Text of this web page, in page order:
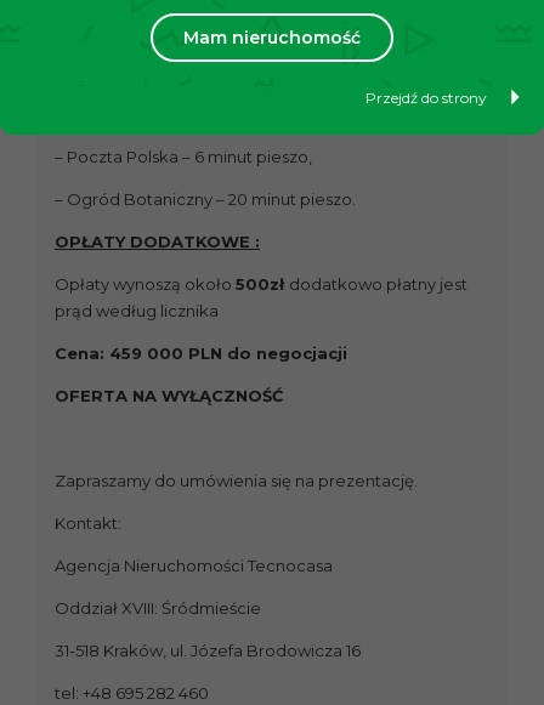
Mam nieruchomość
Przejdź do strony
– Unity Tower – 12 minut pieszo,
– Poczta Polska – 6 minut pieszo,
– Ogród Botaniczny – 20 minut pieszo.
OPŁATY DODATKOWE :
Opłaty wynoszą około 500zł dodatkowo płatny jest
prąd według licznika
Cena: 459 000 PLN do negocjacji
OFERTA NA WYŁĄCZNOŚĆ
Zapraszamy do umówienia się na prezentację.
Kontakt:
Agencja Nieruchomości Tecnocasa
Oddział XVIII: Śródmieście
31-518 Kraków, ul. Józefa Brodowicza 16
tel: +48 695 282 460